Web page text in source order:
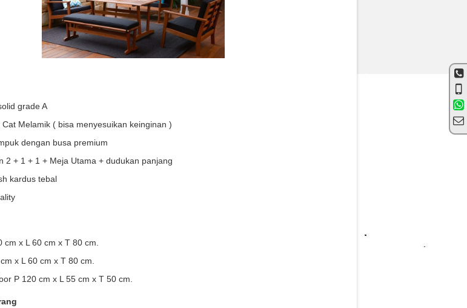
grade A
Melamik ( bisa menyesuikan keinginan )
dengan busa premium
2 + 1 + 1 + Meja Utama + dudukan panjang
kardus tebal
cm x L 60 cm x T 80 cm.
x L 60 cm x T 80 cm.
P 120 cm x L 55 cm x T 50 cm.